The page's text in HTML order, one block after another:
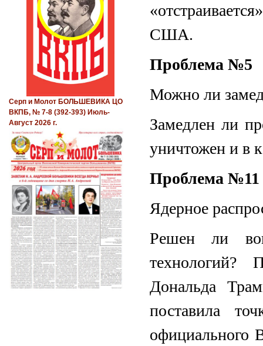
США.
Проблема №5
Можно ли
Замедлен ли
уничтожен и в
Проблема №11
Ядерное
Решен ли
технологий?
Дональда
поставила
официального
Серп и Молот БОЛЬШЕВИКА ЦО
ВКПБ, № 7-8 (392-393) Июль-
Август 2026 г.